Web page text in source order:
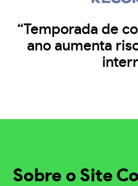
“Temporada de
ano aumenta
Sobre o Site